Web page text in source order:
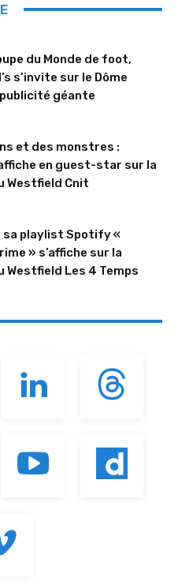
du Monde de foot,
s’invite sur le Dôme
géante
et des monstres :
en guest-star sur la
Westfield Cnit
sa playlist Spotify «
» s’affiche sur la
Westfield Les 4 Temps